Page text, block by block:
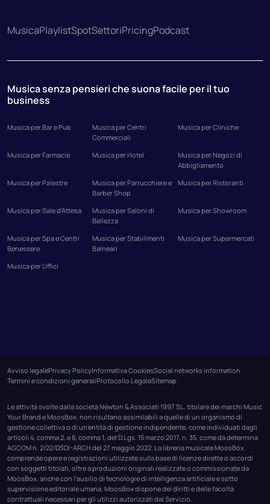
MusicaPlaylistSpotSettoriPricingPodcast
Musica senza pensieri che suona facile per il tuo
business
Musica per Bar e Pub
Musica per Centri
Commerciali
Musica per Cliniche
Musica per Farmacie Musica per Hotel
Musica per Negozi di
Abbigliamento
Musica per Palestre
Musica per Parrucchiere e
Barber Shop
Musica per Ristoranti
Musica per Sale d'Attesa
Musica per Saloni di
Bellezza
Musica per Showroom
Musica per Spa e Centri
Benessere
Musica per Stabilimenti
Balneari
Musica per Supermercati
Musica per Uffici
Avviso legalePrivacy PolicyInformativa CookiesSocial networks information
Termini e condizioni generaliProtocollo LegaleSitemap
Le attività svolte dalla società Newton & Associati 1997 SL, titolare dei marchi Music
Your Brand e MoosBox, non risultano assimilabili a quelle di un organismo di
gestione collettiva o di un’entità di gestione indipendente, come individuati dagli
articoli 4, comma 2, e 8, comma 1, del D.Lgs. 15 marzo 2017, n. 35, come da determina
AGCOM n. 2/22/DSDI-ARCH del 27 maggio 2022. La libreria musicale MoosBox
comprende opere e registrazioni utilizzate sulla base di licenze dirette o accordi
con soggetti titolati, oltre a produzioni originali realizzate o commissionate da
MoosBox, anche con l’ausilio di tecnologie di intelligenza artificiale e sotto
supervisione editoriale umana. MoosBox dispone dei diritti e delle facoltà
contrattuali necessari per gli utilizzi autorizzati dal Servizio.